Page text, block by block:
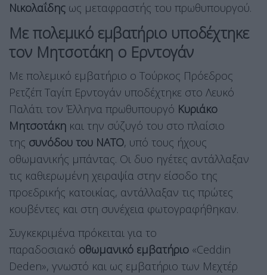
Νικολαΐδης ως μεταφραστής του πρωθυπουργού.
Με πολεμικό εμβατήριο υποδέχτηκε
τον Μητσοτάκη ο Ερντογάν
Με πολεμικό εμβατήριο ο Τούρκος Πρόεδρος
Ρετζέπ Ταγίπ Ερντογάν υποδέχτηκε στο Λευκό
Παλάτι τον Έλληνα πρωθυπουργό Κυριάκο
Μητσοτάκη και την σύζυγό του στο πλαίσιο
της συνόδου του ΝΑΤΟ, υπό τους ήχους
οθωμανικής μπάντας. Οι δυο ηγέτες αντάλλαξαν
τις καθιερωμένη χειραψία στην είσοδο της
προεδρικής κατοικίας, αντάλλαξαν τις πρώτες
κουβέντες και στη συνέχεια φωτογραφήθηκαν.
Συγκεκριμένα πρόκειται για το
παραδοσιακό οθωμανικό εμβατήριο «Ceddin
Deden», γνωστό και ως εμβατήριο των Μεχτέρ